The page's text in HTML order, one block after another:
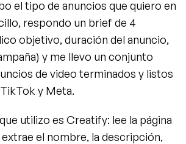
el tipo de anuncios que quiero en
respondo un brief de 4
objetivo, duración del anuncio,
y me llevo un conjunto
de video terminados y listos
y Meta.
utilizo es Creatify: lee la página
el nombre, la descripción,